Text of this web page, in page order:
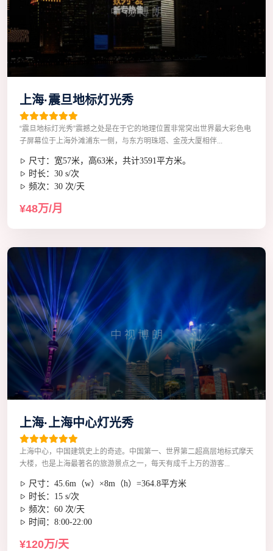
上海·震旦地标灯光秀
“震旦地标灯光秀”震撼之处是在于它的地理位置非常突出世界最大彩色电
子屏幕位于上海外滩浦东一侧，与东方明珠塔、金茂大厦相伴...
尺寸：宽57米，高63米，共计3591平方米。
时长：30 s/次
频次：30 次/天
¥48万/月
上海·上海中心灯光秀
上海中心，中国建筑史上的奇迹。中国第一、世界第二超高层地标式摩天
大楼，也是上海最著名的旅游景点之一，每天有成千上万的游客...
尺寸：45.6m（w）×8m（h）=364.8平方米
时长：15 s/次
频次：60 次/天
时间：8:00-22:00
¥120万/天